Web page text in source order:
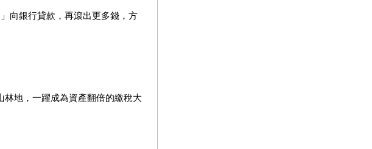
向銀行貸款，再滾出更多錢，方
地，一躍成為資產翻倍的繳稅大